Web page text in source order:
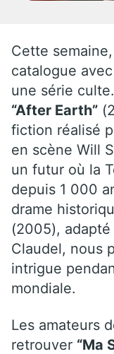
Cette
catalogue
une série
“After Earth”
fiction réalisé
en scène Will
un futur où la
depuis 1 000
drame
(2005),
Claudel, nous
intrigue
mondiale.
Les amateurs
retrouver “Ma